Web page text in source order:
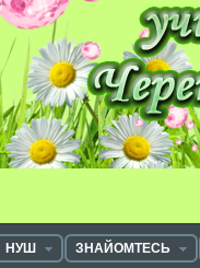
НУШ ЗНАЙОМТЕСЬ